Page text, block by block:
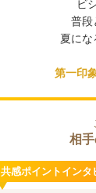
ビ
普段
夏にな
第一印
相
共感ポイントインタ